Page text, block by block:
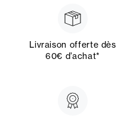
Livraison offerte dès
60€ d’achat*